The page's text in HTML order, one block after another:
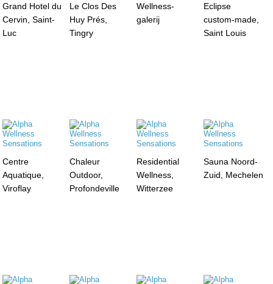
Grand Hotel du
Cervin, Saint-
Luc
Le Clos Des
Huy Prés,
Tingry
Wellness-
galerij
Eclipse
custom-made,
Saint Louis
Centre
Aquatique,
Viroflay
Chaleur
Outdoor,
Profondeville
Residential
Wellness,
Witterzee
Sauna Noord-
Zuid, Mechelen